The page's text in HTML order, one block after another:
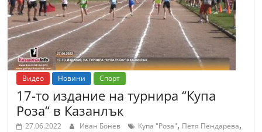
Видео Новини Спорт
17-то издание на турнира “Купа
Роза“ в Казанлък
27.06.2022 Иван Бонев Купа "Роза", Петя Пендарева,